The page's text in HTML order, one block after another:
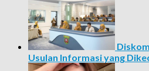
Usulan Informasi yang